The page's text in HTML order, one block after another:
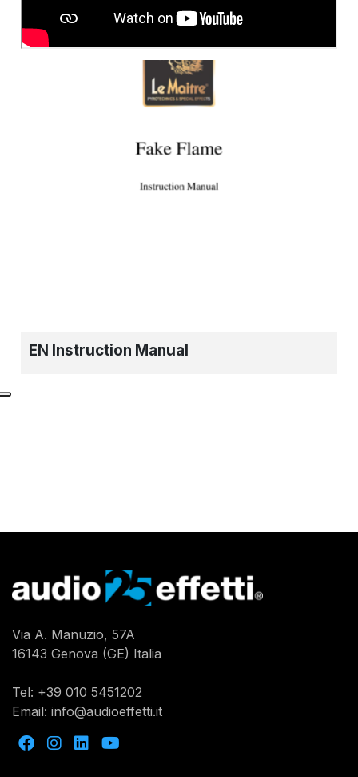
EN Instruction Manual
Via A. Manuzio, 57A
16143 Genova (GE) Italia
Tel: +39 010 5451202
Email: info@audioeffetti.it